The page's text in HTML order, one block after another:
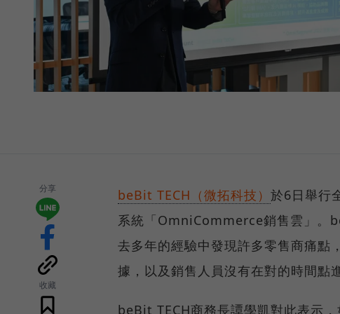
分享
收藏
beBit TECH（微拓科技） 於6日舉行
系統「OmniCommerce銷售雲」。
去多年的經驗中發現許多零售商痛點
據，以及銷售人員沒有在對的時間點
beBit TECH商務長譚學凱對此表示